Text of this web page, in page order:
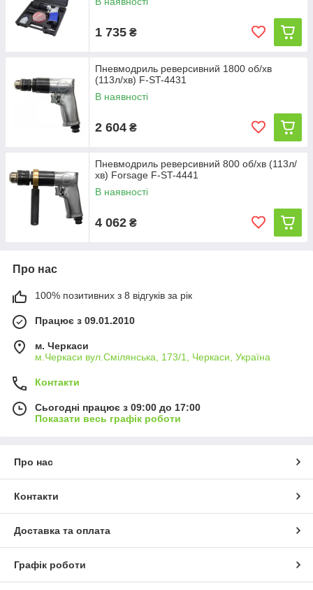
1 735 ₴
Пневмодриль реверсивний 1800 об/хв
(113л/хв) F-ST-4431
В наявності
2 604 ₴
Пневмодриль реверсивний 800 об/хв (113л/
хв) Forsage F-ST-4441
В наявності
4 062 ₴
Про нас
100% позитивних з 8 відгуків за рік
Працює з 09.01.2010
м. Черкаси
м.Черкаси вул.Смілянська, 173/1, Черкаси, Україна
Контакти
Сьогодні працює з 09:00 до 17:00
Показати весь графік роботи
Про нас
Контакти
Доставка та оплата
Графік роботи